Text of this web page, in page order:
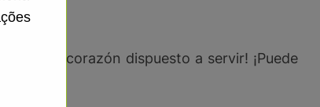
un corazón dispuesto a servir! ¡Puede